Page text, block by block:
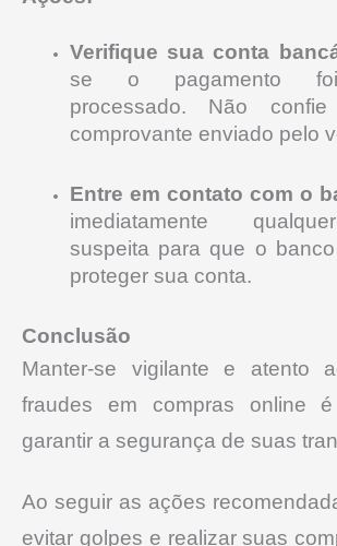
Verifique sua conta
se o pagamento foi
processado. Não
comprovante enviado pelo
Entre em contato com o
imediatamente
suspeita para que o
proteger sua conta.
Conclusão
Manter-se vigilante e atento
fraudes em compras online
garantir a segurança de suas
Ao seguir as ações
evitar golpes e realizar suas